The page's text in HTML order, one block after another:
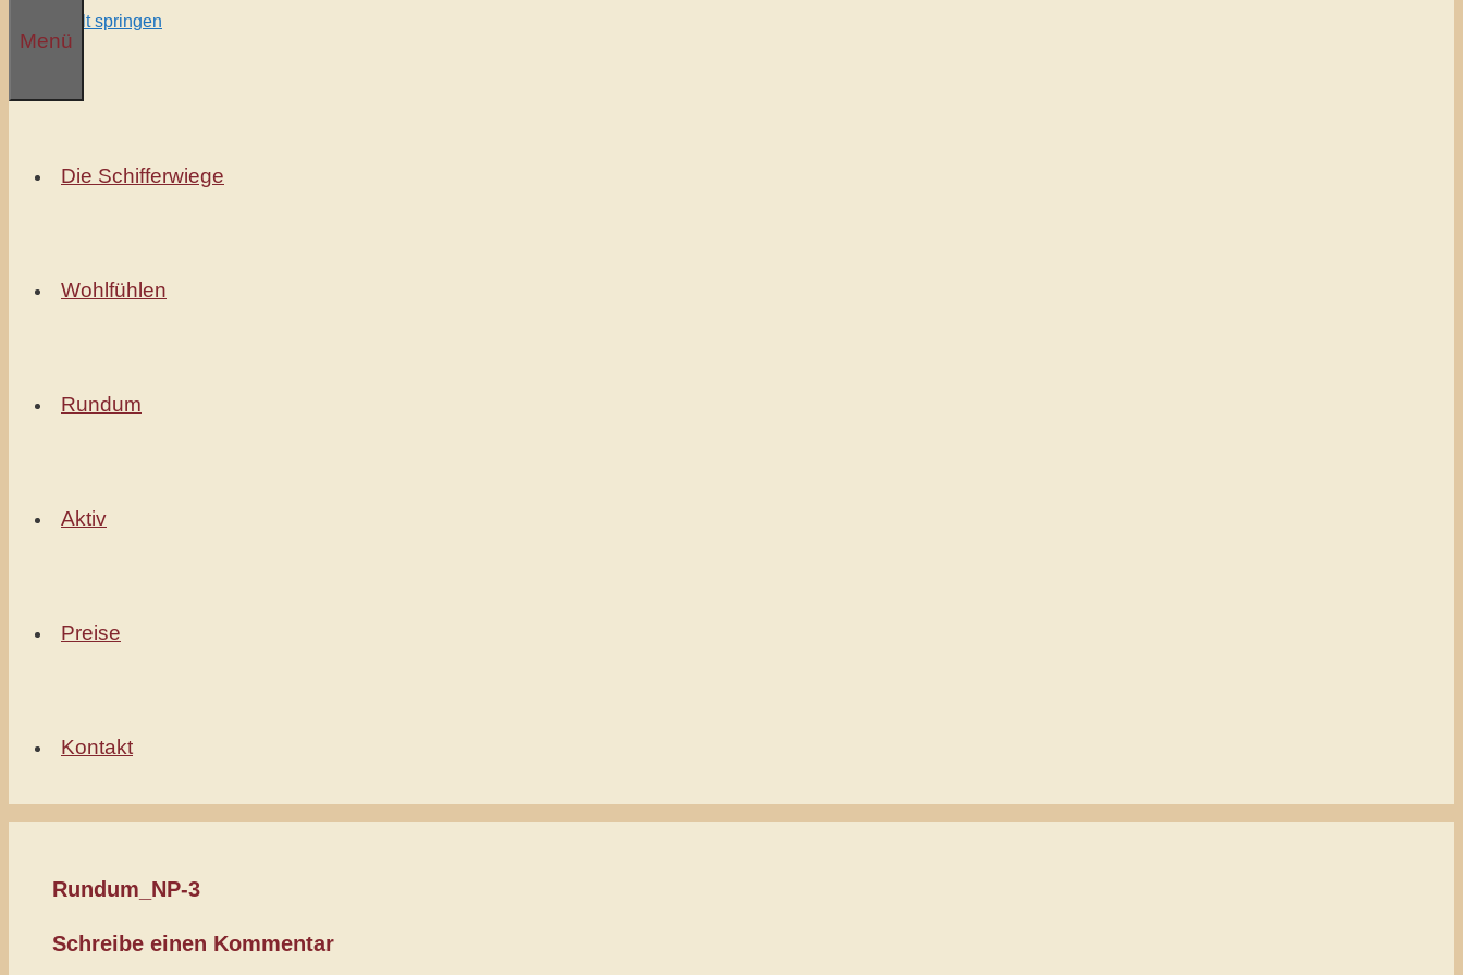
Zum Inhalt springen
Menü
Die Schifferwiege
Wohlfühlen
Rundum
Aktiv
Preise
Kontakt
Rundum_NP-3
Schreibe einen Kommentar